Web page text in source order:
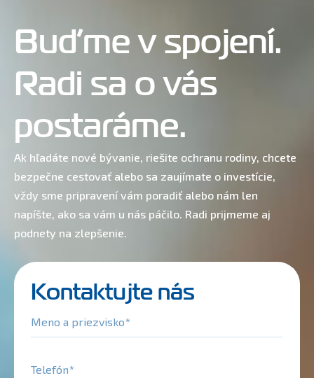
Buďme v spojení.
Radi sa o vás
postaráme.
Ak hľadáte nové bývanie, riešite ochranu rodiny, chcete
bezpečne cestovať alebo sa zaujímate o investície,
vždy sme pripravení vám poradiť alebo nám len
napíšte, ako sa vám u nás páčilo. Radi prijmeme aj
podnety na zlepšenie.
Kontaktujte nás
Meno a priezvisko
Telefón